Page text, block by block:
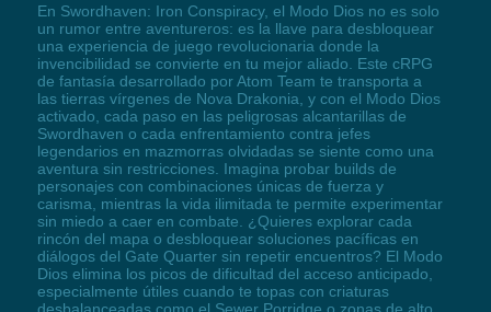
En Swordhaven: Iron Conspiracy, el Modo Dios no es solo
un rumor entre aventureros: es la llave para desbloquear
una experiencia de juego revolucionaria donde la
invencibilidad se convierte en tu mejor aliado. Este cRPG
de fantasía desarrollado por Atom Team te transporta a
las tierras vírgenes de Nova Drakonia, y con el Modo Dios
activado, cada paso en las peligrosas alcantarillas de
Swordhaven o cada enfrentamiento contra jefes
legendarios en mazmorras olvidadas se siente como una
aventura sin restricciones. Imagina probar builds de
personajes con combinaciones únicas de fuerza y
carisma, mientras la vida ilimitada te permite experimentar
sin miedo a caer en combate. ¿Quieres explorar cada
rincón del mapa o desbloquear soluciones pacíficas en
diálogos del Gate Quarter sin repetir encuentros? El Modo
Dios elimina los picos de dificultad del acceso anticipado,
especialmente útiles cuando te topas con criaturas